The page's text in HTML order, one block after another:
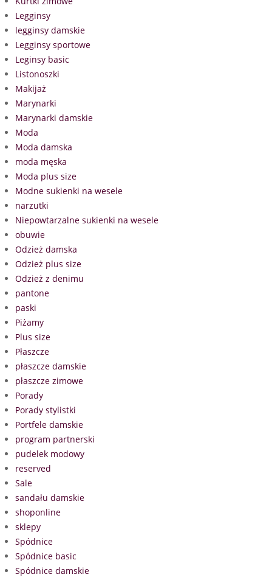
Legginsy
legginsy damskie
Legginsy sportowe
Leginsy basic
Listonoszki
Makijaż
Marynarki
Marynarki damskie
Moda
Moda damska
moda męska
Moda plus size
Modne sukienki na wesele
narzutki
Niepowtarzalne sukienki na wesele
obuwie
Odzież damska
Odzież plus size
Odzież z denimu
pantone
paski
Piżamy
Plus size
Płaszcze
płaszcze damskie
płaszcze zimowe
Porady
Porady stylistki
Portfele damskie
program partnerski
pudelek modowy
reserved
Sale
sandału damskie
shoponline
sklepy
Spódnice
Spódnice basic
Spódnice damskie